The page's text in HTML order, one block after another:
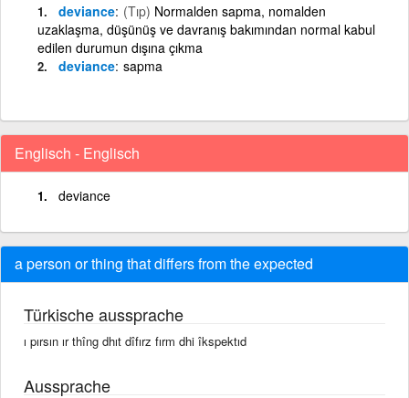
deviance (Tıp) Normalden sapma, nomalden
uzaklaşma, düşünüş ve davranış bakımından normal kabul
edilen durumun dışına çıkma
deviance sapma
Englisch - Englisch
deviance
a person or thing that differs from the expected
Türkische aussprache
ı pırsın ır thîng dhıt dîfırz fırm dhi îkspektıd
Aussprache